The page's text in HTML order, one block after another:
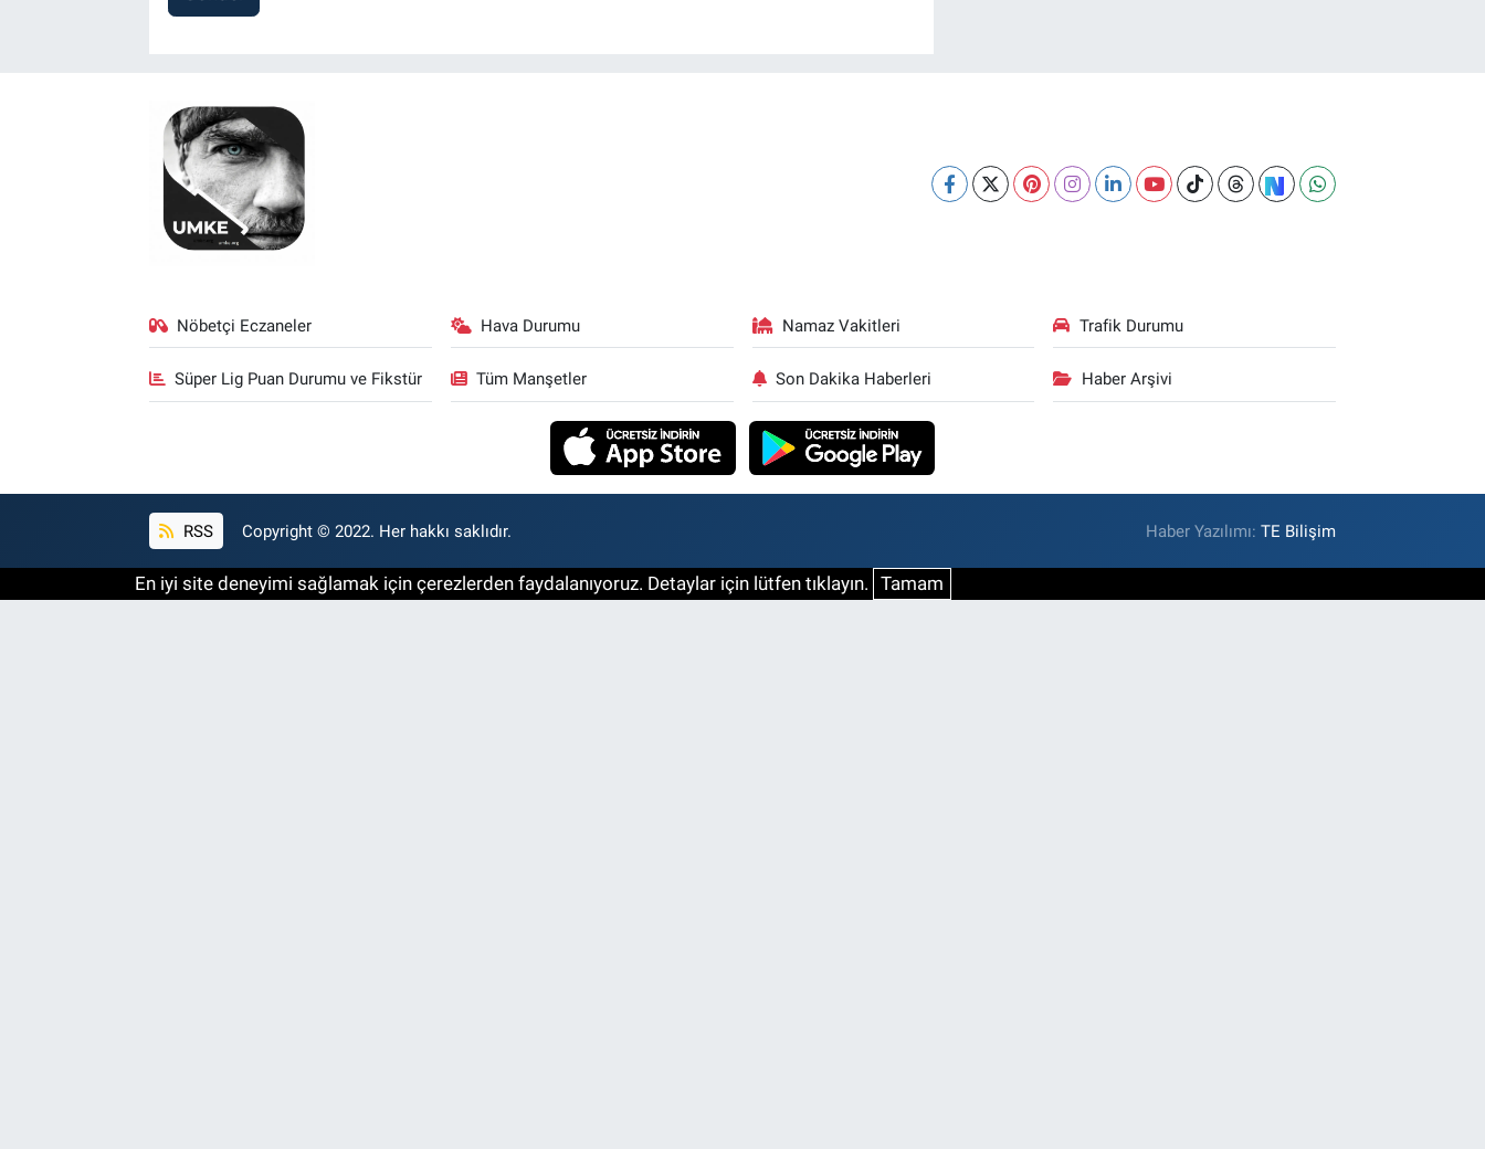
Nöbetçi Eczaneler Hava Durumu Namaz Vakitleri Trafik Durumu
Süper Lig Puan Durumu ve Fikstür Tüm Manşetler Son Dakika Haberleri Haber Arşivi
RSS Copyright © 2022. Her hakkı saklıdır. Haber Yazılımı:TE Bilişim
En iyi site deneyimi sağlamak için çerezlerden faydalanıyoruz. Detaylar için lütfen tıklayın. Tamam